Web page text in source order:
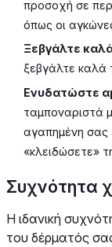
προσοχή σε
όπως οι
Ξεβγάλτε
ξεβγάλτε καλά
Ενυδατώστε
ταμποναριστά
αγαπημένη σας
«κλειδώσετε»
Συχνότητα
Η ιδανική
του δέρματός